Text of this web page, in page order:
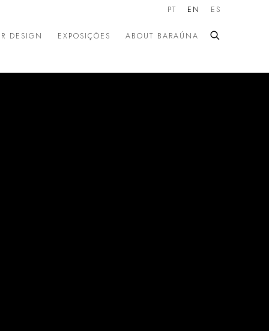
DESIGN EXPOSIÇÕES ABOUT BARAÚNA
PT EN ES